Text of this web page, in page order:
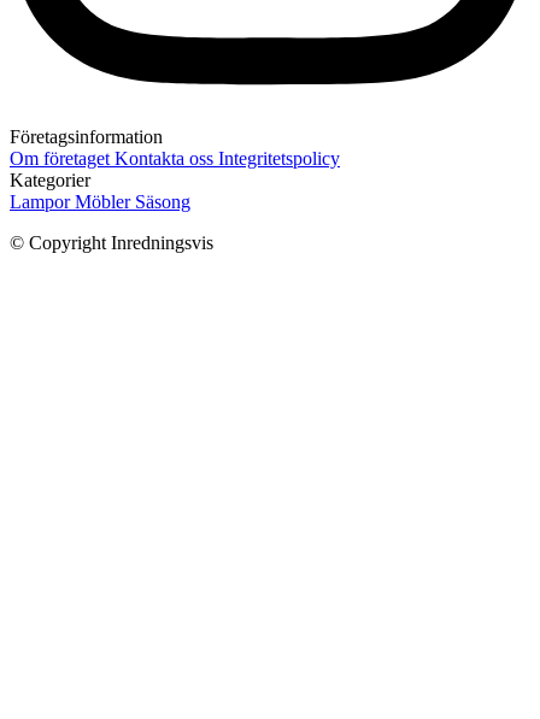
Företagsinformation
Om företaget Kontakta oss Integritetspolicy
Kategorier
LamporMöbler Säsong
© Copyright Inredningsvis